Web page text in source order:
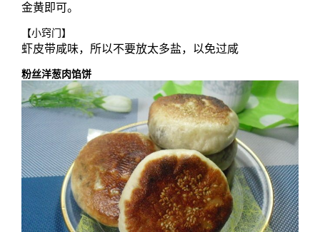
金黄即可。
【小窍门】
虾皮带咸味，所以不要放太多盐，以免过咸
粉丝洋葱肉馅饼